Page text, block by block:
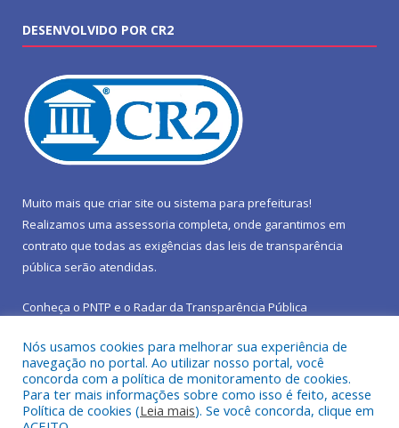
DESENVOLVIDO POR CR2
Muito mais que criar site ou sistema para prefeituras!
Realizamos uma assessoria completa, onde garantimos em
contrato que todas as exigências das leis de transparência
pública serão atendidas.
Conheça o PNTP e o Radar da Transparência Pública
Todos os direitos reservados a Prefeitura Municipal de São João
do Araguaia.
Nós usamos cookies para melhorar sua experiência de
navegação no portal. Ao utilizar nosso portal, você
concorda com a política de monitoramento de cookies.
Para ter mais informações sobre como isso é feito, acesse
Política de cookies (Leia mais). Se você concorda, clique em